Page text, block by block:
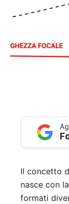
Il concetto
nasce con
formati